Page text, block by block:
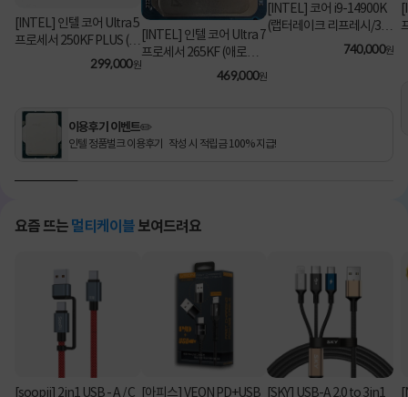
[INTEL] 인텔 코어 Ultra 5
프로세서 250KF PLUS (애
로우 레이크/5.3GHz/30M
299,000원
[INTEL] 인텔 코어 Ultra 7
프로세서 265KF (애로우
레이크/3.9GHz/30MB/쿨
469,000원
[INTEL] 코어 i9-14900K
(랩터레이크 리프레시/3.2
GHz/36MB/쿨러 미포함)
740,000원
이용후기 이벤트✏️
인텔 정품벌크 이용후기 작성 시 적립금 100% 지급!
요즘 뜨는 멀티케이블 보여드려요
[soopii] 2in1 USB - A / C
[아피스] VEON PD+USB
[SKY] USB-A 2.0 to 3in1